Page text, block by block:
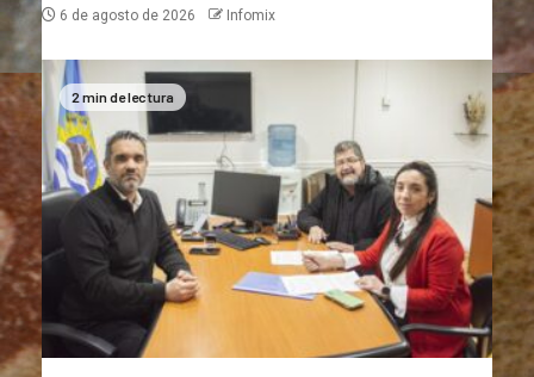
6 de agosto de 2026 Infomix
2 min de lectura